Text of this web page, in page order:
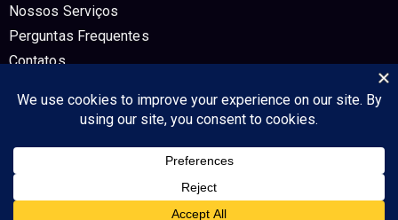
Nossos Serviços
Perguntas Frequentes
Contatos
Políticas e Termos
CNPJ: 54.298.853/0001-80 SQUARE FEET COMUNICAÇÔES E TV -
Tudo no mercado imobiliário!